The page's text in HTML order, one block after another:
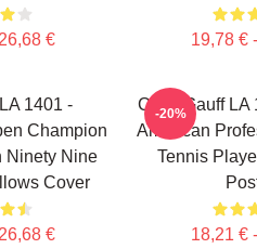
€ 19,78 €
1401 -
Champion
Ninety Nine
Cover
€
Coco Gauff LA
American
Tennis
18,21 €
-20%